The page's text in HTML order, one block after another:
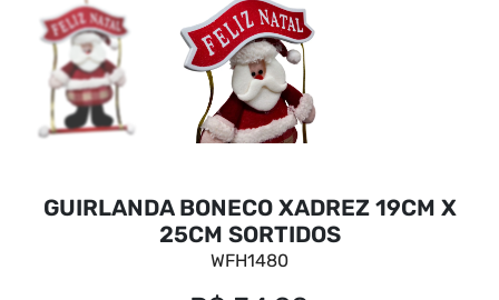
GUIRLANDA BONECO XADREZ 19CM X
25CM SORTIDOS
WFH1480